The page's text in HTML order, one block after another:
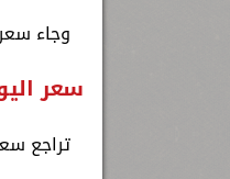
وجاء سعر اليورو
سعر
تراجع سعر